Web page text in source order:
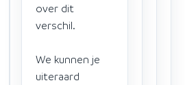
over dit
verschil.
We kunnen je
uiteraard